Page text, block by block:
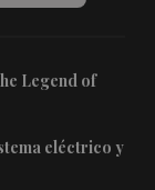
Legend of
eléctrico y